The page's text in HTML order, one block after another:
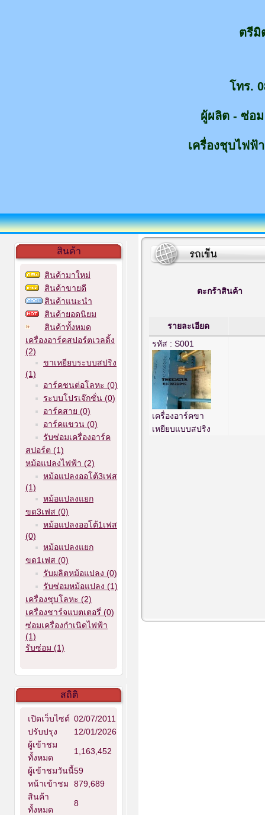
ตรีมิ
โทร.
ผู้ผลิต - ซ่อ
เครื่องชุบไฟฟ้
สินค้า
สินค้ามาใหม่
สินค้าขายดี
สินค้าแนะนำ
สินค้ายอดนิยม
สินค้าทั้งหมด
เครื่องอาร์คสปอร์ตเวลดิ้ง
(2)
ขาเหยียบระบบสปริง
(1)
อาร์คชนต่อโลหะ (0)
ระบบโปรเจ๊กชั่น (0)
อาร์คสาย (0)
อาร์คแขวน (0)
รับซ่อมเครื่องอาร์ค
สปอร์ต (1)
หม้อแปลงไฟฟ้า (2)
หม้อแปลงออโต้3เฟส
(1)
หม้อแปลงแยก
ขด3เฟส (0)
หม้อแปลงออโต้1เฟส
(0)
หม้อแปลงแยก
ขด1เฟส (0)
รับผลิตหม้อแปลง (0)
รับซ่อมหม้อแปลง (1)
เครื่องชุบโลหะ (2)
เครื่องชาร์จแบตเตอรี่ (0)
ซ่อมเครื่องกำเนิดไฟฟ้า
(1)
รับซ่อม (1)
สถิติ
เปิดเว็บไซต์ 02/07/2011
ปรับปรุง
12/01/2026
ผู้เข้าชม
ทั้งหมด
1,163,452
ผู้เข้าชมวันนี้59
หน้าเข้าชม
879,689
สินค้า
ทั้งหมด
8
ตะกร้าสินค้า
รายละเอียด
รหัส : S001
เครื่องอาร์คขา
เหยียบแบบสปริง